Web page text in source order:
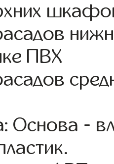
ПВХ
Основа -